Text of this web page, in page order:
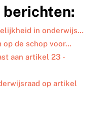
in onderwijs…
op de schop voor…
aan artikel 23 -
op artikel